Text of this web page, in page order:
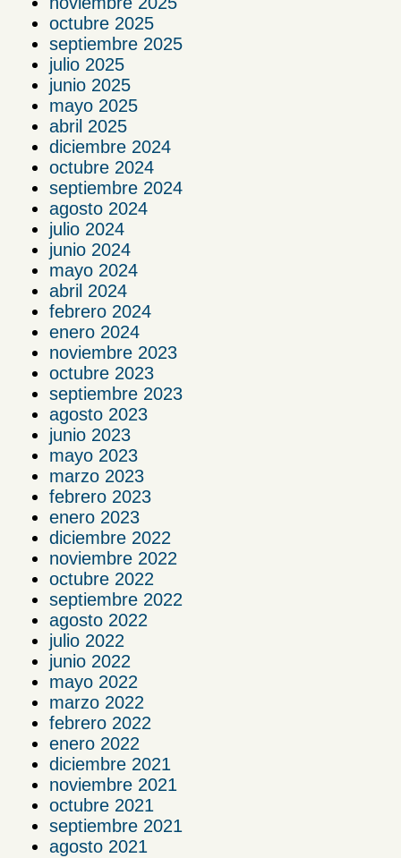
octubre 2025
septiembre 2025
julio 2025
junio 2025
mayo 2025
abril 2025
diciembre 2024
octubre 2024
septiembre 2024
agosto 2024
julio 2024
junio 2024
mayo 2024
abril 2024
febrero 2024
enero 2024
noviembre 2023
octubre 2023
septiembre 2023
agosto 2023
junio 2023
mayo 2023
marzo 2023
febrero 2023
enero 2023
diciembre 2022
noviembre 2022
octubre 2022
septiembre 2022
agosto 2022
julio 2022
junio 2022
mayo 2022
marzo 2022
febrero 2022
enero 2022
diciembre 2021
noviembre 2021
octubre 2021
septiembre 2021
agosto 2021